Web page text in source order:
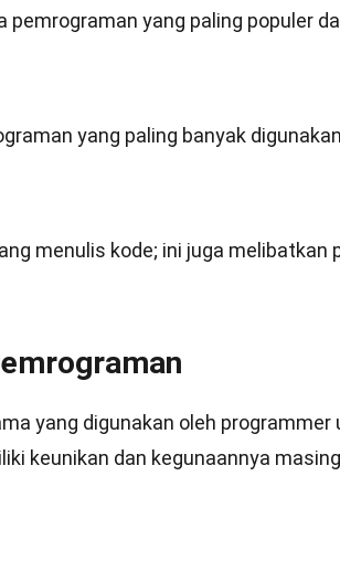
yang paling populer
yang paling banyak
menulis kode; ini juga melibatkan
yang digunakan oleh
keunikan dan kegunaannya